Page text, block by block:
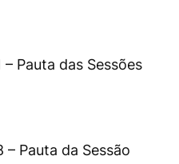
Pauta das Sessões
– Pauta da Sessão